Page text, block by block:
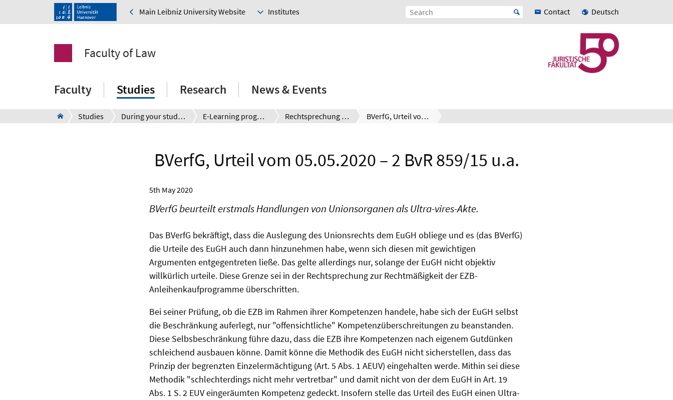
Main Leibniz University Website Institutes Contact Deutsch
Faculty of Law
Faculty Studies Research News & Events
Studies During your studies E-Learning programmes Rechtsprechung kompakt BVerfG, Urteil vom 05.05.2020 – 2 BvR 859/15 u.a.
BVerfG, Urteil vom 05.05.2020 – 2 BvR 859/15 u.a.
5th May 2020
BVerfG beurteilt erstmals Handlungen von Unionsorganen als Ultra-vires-Akte.
Das BVerfG bekräftigt, dass die Auslegung des Unionsrechts dem EuGH obliege und es (das BVerfG)
die Urteile des EuGH auch dann hinzunehmen habe, wenn sich diesen mit gewichtigen
Argumenten entgegentreten ließe. Das gelte allerdings nur, solange der EuGH nicht objektiv
willkürlich urteile. Diese Grenze sei in der Rechtsprechung zur Rechtmäßigkeit der EZB-
Anleihenkaufprogramme überschritten.
Bei seiner Prüfung, ob die EZB im Rahmen ihrer Kompetenzen handele, habe sich der EuGH selbst
die Beschränkung auferlegt, nur "offensichtliche" Kompetenzüberschreitungen zu beanstanden.
Diese Selbsbeschränkung führe dazu, dass die EZB ihre Kompetenzen nach eigenem Gutdünken
schleichend ausbauen könne. Damit könne die Methodik des EuGH nicht sicherstellen, dass das
Prinzip der begrenzten Einzelermächtigung (Art. 5 Abs. 1 AEUV) eingehalten werde. Mithin sei diese
Methodik "schlechterdings nicht mehr vertretbar" und damit nicht von der dem EuGH in Art. 19
Abs. 1 S. 2 EUV eingeräumten Kompetenz gedeckt. Insofern stelle das Urteil des EuGH einen Ultra-